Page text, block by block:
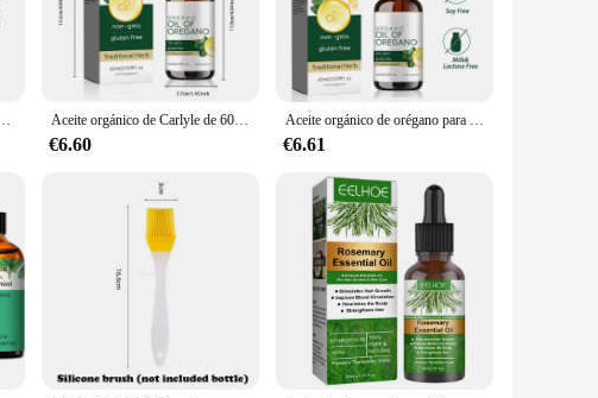
every drop delivers the potent benefits of oregano oil. Whether
it an excellent ally in supporting immune function, while its
to remedy. Its adaptability extends to culinary uses, adding a
and well-being.
use and sharing with friends and family. Its high-quality
Whether you're looking to incorporate it into your daily
To Healthy Living, regalos saludables para mujeres y niñas, suministros para fiestas, 60ml Aceite orgánico de Carlyle de 60ml, suplementos honestos de Oregano en sus vida saludable, regalos saludables para mujeres y niñas, suministros para fiestas
€6.60
Aceite orgánico de orégano para mujeres y niñas, suplementos Honest In Your To Healthy Living, regalos saludables, suministros para fiestas, 60ml
€6.61